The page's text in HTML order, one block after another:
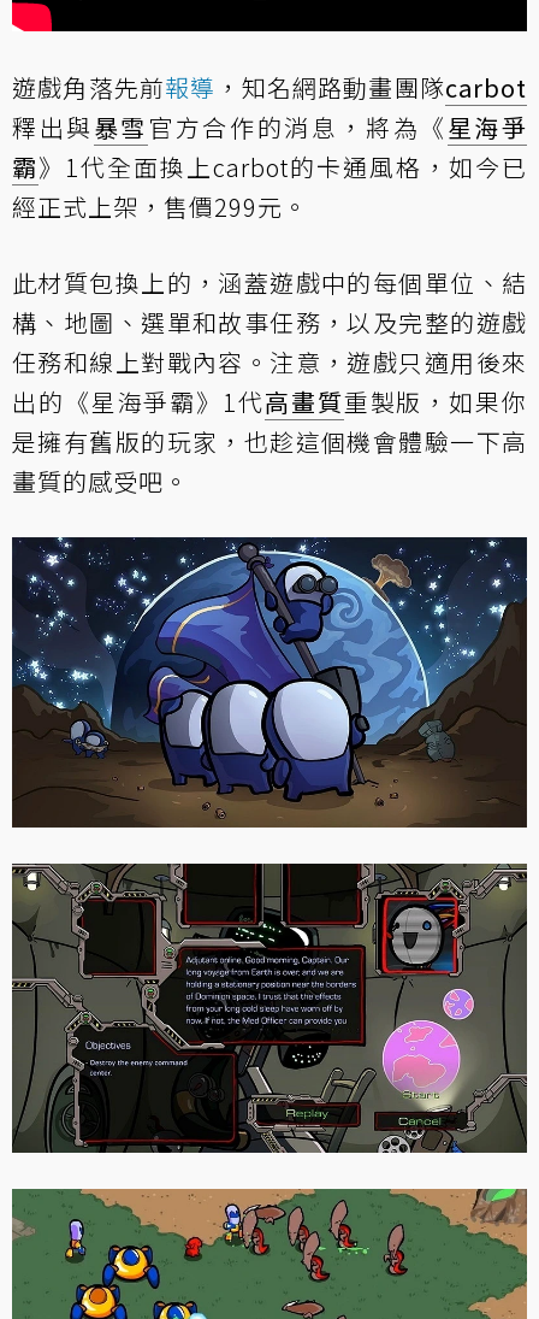
遊戲角落先前報導 ，知名網路動畫團隊carbot
釋出與暴雪 官方合作的消息，將為《星海爭
霸》1代全面換上carbot的卡通風格，如今已
經正式上架，售價299元。
此材質包換上的，涵蓋遊戲中的每個單位、結
構、地圖、選單和故事任務，以及完整的遊戲
任務和線上對戰內容。注意，遊戲只適用後來
出的《星海爭霸》1代高畫質重製版，如果你
是擁有舊版的玩家，也趁這個機會體驗一下高
畫質的感受吧。